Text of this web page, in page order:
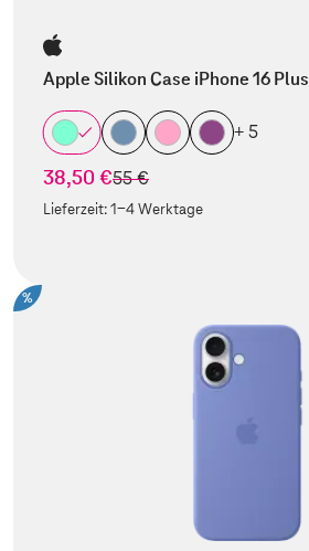
Apple Silikon Case iPhone 16 Plus
+ 5
38,50 €statt
55 €
Lieferzeit:1-4 Werktage
%